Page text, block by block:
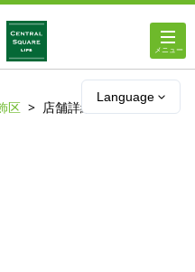
Language
区 店舗詳細